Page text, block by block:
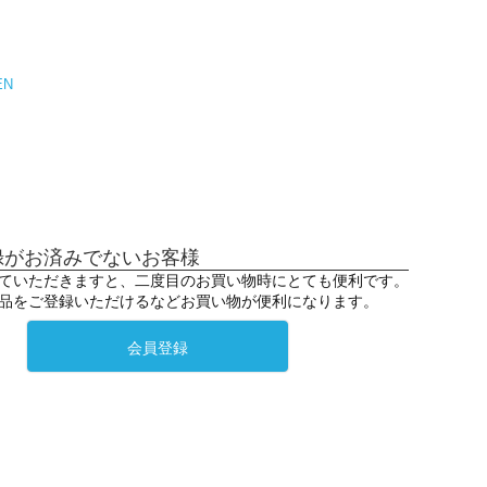
お済みでないお客様
いただきますと、二度目のお買い物時にとても便利です。
をご登録いただけるなどお買い物が便利になります。
会員登録